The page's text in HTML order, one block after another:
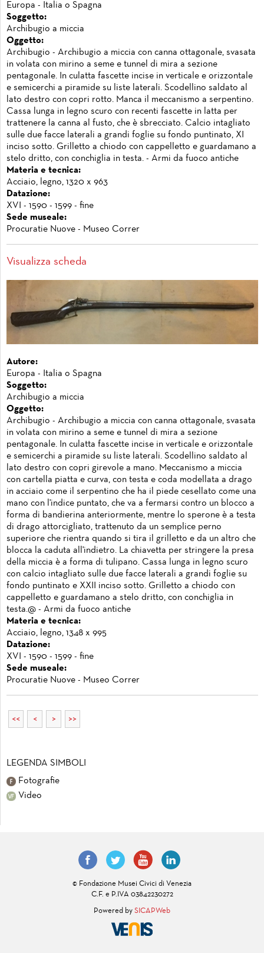
Europa - Italia o Spagna
Soggetto:
Archibugio a miccia
Oggetto:
Archibugio - Archibugio a miccia con canna ottagonale, svasata
in volata con mirino a seme e tunnel di mira a sezione
pentagonale. In culatta fascette incise in verticale e orizzontale
e semicerchi a piramide su liste laterali. Scodellino saldato al
lato destro con copri rotto. Manca il meccanismo a serpentino.
Cassa lunga in legno scuro con recenti fascette in latta per
trattenere la canna al fusto, che è sbrecciato. Calcio intagliato
sulle due facce laterali a grandi foglie su fondo puntinato, XI
inciso sotto. Grilletto a chiodo con cappelletto e guardamano a
stelo dritto, con conchiglia in testa. - Armi da fuoco antiche
Materia e tecnica:
Acciaio, legno, 1320 x 963
Datazione:
XVI - 1590 - 1599 - fine
Sede museale:
Procuratie Nuove - Museo Correr
Visualizza scheda
Autore:
Europa - Italia o Spagna
Soggetto:
Archibugio a miccia
Oggetto:
Archibugio - Archibugio a miccia con canna ottagonale, svasata
in volata con mirino a seme e tunnel di mira a sezione
pentagonale. In culatta fascette incise in verticale e orizzontale
e semicerchi a piramide su liste laterali. Scodellino saldato al
lato destro con copri girevole a mano. Meccanismo a miccia
con cartella piatta e curva, con testa e coda modellata a drago
in acciaio come il serpentino che ha il piede cesellato come una
mano con l'indice puntato, che va a fermarsi contro un blocco a
forma di bandierina anteriormente, mentre lo sperone è a testa
di drago attorcigliato, trattenuto da un semplice perno
superiore che rientra quando si tira il grilletto e da un altro che
blocca la caduta all'indietro. La chiavetta per stringere la presa
della miccia è a forma di tulipano. Cassa lunga in legno scuro
con calcio intagliato sulle due facce laterali a grandi foglie su
fondo puntinato e XXII inciso sotto. Grilletto a chiodo con
cappelletto e guardamano a stelo dritto, con conchiglia in
testa.@ - Armi da fuoco antiche
Materia e tecnica:
Acciaio, legno, 1348 x 995
Datazione:
XVI - 1590 - 1599 - fine
Sede museale:
Procuratie Nuove - Museo Correr
<< < > >>
LEGENDA SIMBOLI
Fotografie
Video
© Fondazione Musei Civici di Venezia
C.F. e P.IVA 03842230272
Powered by SICAPWeb